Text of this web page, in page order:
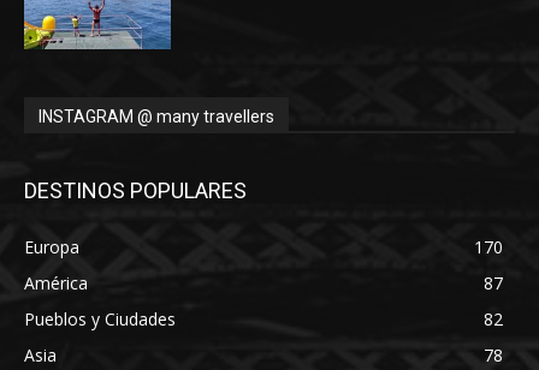
INSTAGRAM @ many travellers
DESTINOS POPULARES
Europa
170
América
87
Pueblos y Ciudades
82
Asia
78